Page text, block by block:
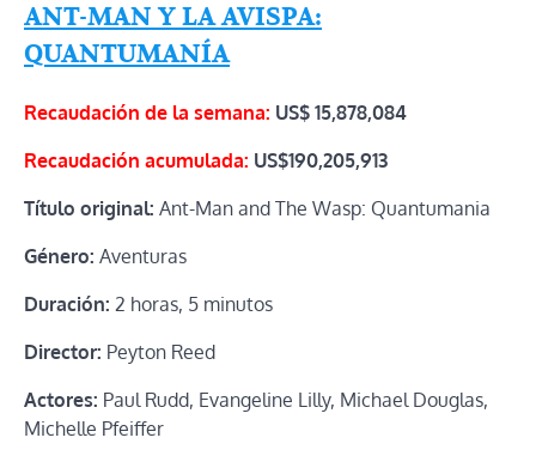
ANT-MAN Y LA AVISPA:
QUANTUMANÍA
Recaudación de la semana: US$ 15,878,084
Recaudación acumulada: US$190,205,913
Título original: Ant-Man and The Wasp: Quantumania
Género: Aventuras
Duración: 2 horas, 5 minutos
Director: Peyton Reed
Actores: Paul Rudd, Evangeline Lilly, Michael Douglas,
Michelle Pfeiffer